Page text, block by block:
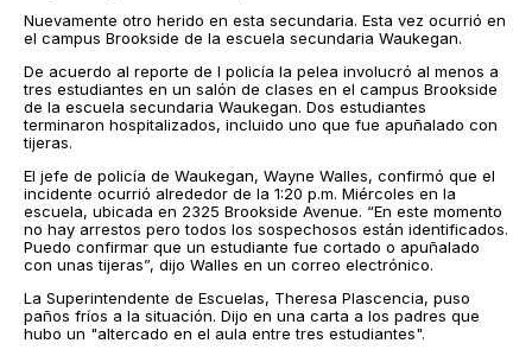
Nuevamente otro herido en esta secundaria. Esta vez ocurrió en
el campus Brookside de la escuela secundaria Waukegan.
De acuerdo al reporte de l policía la pelea involucró al menos a
tres estudiantes en un salón de clases en el campus Brookside
de la escuela secundaria Waukegan. Dos estudiantes
terminaron hospitalizados, incluido uno que fue apuñalado con
tijeras.
El jefe de policía de Waukegan, Wayne Walles, confirmó que el
incidente ocurrió alrededor de la 1:20 p.m. Miércoles en la
escuela, ubicada en 2325 Brookside Avenue. “En este momento
no hay arrestos pero todos los sospechosos están identificados.
Puedo confirmar que un estudiante fue cortado o apuñalado
con unas tijeras”, dijo Walles en un correo electrónico.
La Superintendente de Escuelas, Theresa Plascencia, puso
paños fríos a la situación. Dijo en una carta a los padres que
hubo un "altercado en el aula entre tres estudiantes".